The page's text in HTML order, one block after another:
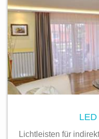
Lichtleisten für